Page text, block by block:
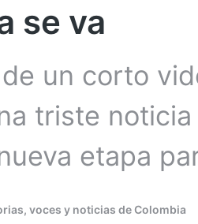
se va
un corto
triste
etapa
voces y noticias de Colombia